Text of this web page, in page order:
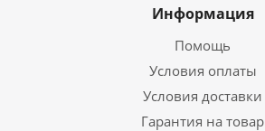
Информация
Помощь
Условия оплаты
Условия доставки
Гарантия на товар